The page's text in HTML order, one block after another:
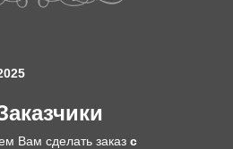
Вам сделать заказ с